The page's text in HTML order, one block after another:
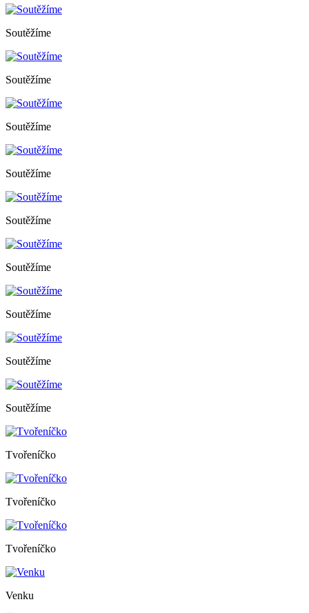
Soutěžíme
Soutěžíme
Soutěžíme
Soutěžíme
Soutěžíme
Soutěžíme
Soutěžíme
Soutěžíme
Soutěžíme
Tvořeníčko
Tvořeníčko
Tvořeníčko
Venku